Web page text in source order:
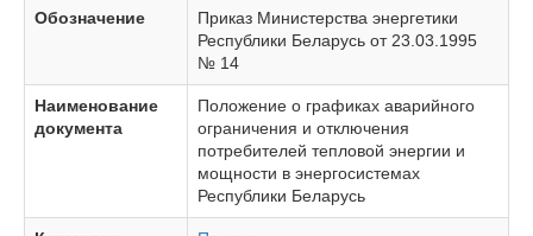
Обозначение
Приказ Министерства энергетики
Республики Беларусь от 23.03.1995
№ 14
Наименование
документа
Положение о графиках аварийного
ограничения и отключения
потребителей тепловой энергии и
мощности в энергосистемах
Республики Беларусь